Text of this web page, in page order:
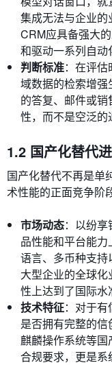
集成无法与企业
CRM应具备强大
和驱动一系列自动
判断标准：在评
域数据的检索增
的答复、邮件或
性，而不是空泛的
1.2 国产化替代
国产化替代不再是单
术性能的正面竞争阶
市场动态：以纷
品性能和平台能
语言、多币种支
大型企业的全球
性上达到了国际水
技术特征：对于
是否拥有完整的信
麒麟操作系统等
合规要求，更是系